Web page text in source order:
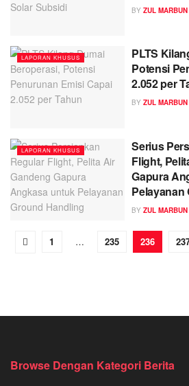
BY ZUL MARBUN
LAPORAN KHUSUS
PLTS
Potensi
2.052 per
BY ZUL MARBUN
LAPORAN KHUSUS
Serius
Flight,
Gapura
BY ZUL MARBUN
1 … 235 236
Browse Dengan Kategori Berita